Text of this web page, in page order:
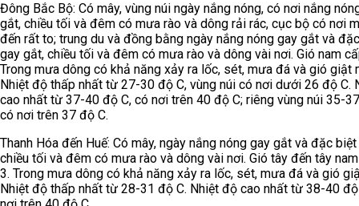
Đông Bắc Bộ: Có mây, vùng núi ngày nắng nóng, có nơi nắng
gắt, chiều tối và đêm có mưa rào và dông rải rác, cục bộ có nơi
đến rất to; trung du và đồng bằng ngày nắng nóng gay gắt và
gay gắt, chiều tối và đêm có mưa rào và dông vài nơi. Gió nam
Trong mưa dông có khả năng xảy ra lốc, sét, mưa đá và gió giật
Nhiệt độ thấp nhất từ 27-30 độ C, vùng núi có nơi dưới 26 độ C.
cao nhất từ 37-40 độ C, có nơi trên 40 độ C; riêng vùng núi 35-
có nơi trên 37 độ C.
Thanh Hóa đến Huế: Có mây, ngày nắng nóng gay gắt và đặc
chiều tối và đêm có mưa rào và dông vài nơi. Gió tây đến tây
3. Trong mưa dông có khả năng xảy ra lốc, sét, mưa đá và gió
Nhiệt độ thấp nhất từ 28-31 độ C. Nhiệt độ cao nhất từ 38-40 độ